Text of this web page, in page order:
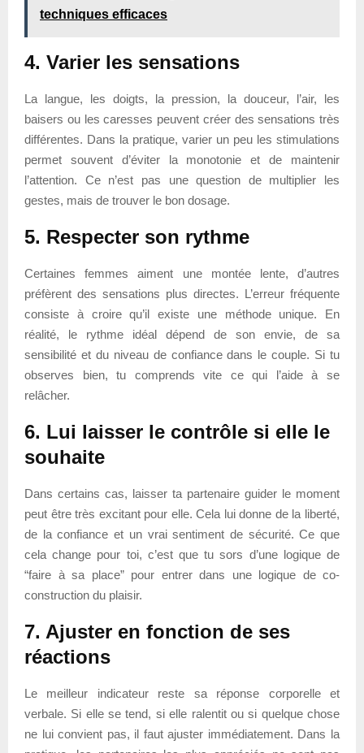
techniques efficaces
4. Varier les sensations
La langue, les doigts, la pression, la douceur, l’air, les
baisers ou les caresses peuvent créer des sensations très
différentes. Dans la pratique, varier un peu les stimulations
permet souvent d’éviter la monotonie et de maintenir
l’attention. Ce n’est pas une question de multiplier les
gestes, mais de trouver le bon dosage.
5. Respecter son rythme
Certaines femmes aiment une montée lente, d’autres
préfèrent des sensations plus directes. L’erreur fréquente
consiste à croire qu’il existe une méthode unique. En
réalité, le rythme idéal dépend de son envie, de sa
sensibilité et du niveau de confiance dans le couple. Si tu
observes bien, tu comprends vite ce qui l’aide à se
relâcher.
6. Lui laisser le contrôle si elle le
souhaite
Dans certains cas, laisser ta partenaire guider le moment
peut être très excitant pour elle. Cela lui donne de la liberté,
de la confiance et un vrai sentiment de sécurité. Ce que
cela change pour toi, c’est que tu sors d’une logique de
“faire à sa place” pour entrer dans une logique de co-
construction du plaisir.
7. Ajuster en fonction de ses
réactions
Le meilleur indicateur reste sa réponse corporelle et
verbale. Si elle se tend, si elle ralentit ou si quelque chose
ne lui convient pas, il faut ajuster immédiatement. Dans la